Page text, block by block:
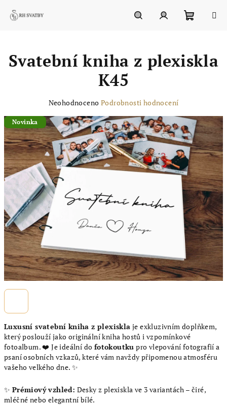
košík
Luxusní svatební kniha z plexiskla je exkluzivním doplňkem,
který poslouží jako originální kniha hostů i vzpomínkové
fotoalbum. ❤️ Je ideální do fotokoutku pro vlepování fotografií a
psaní osobních vzkazů, které vám navždy připomenou atmosféru
vašeho velkého dne. ✨
✨ Prémiový vzhled: Desky z plexiskla ve 3 variantách – čiré,
mléčné nebo elegantní bílé.
Svatební kniha z plexiskla
K45
produktu
je
0,0
z
5
hvězdiček.
Neohodnoceno Podrobnosti hodnocení
Novinka